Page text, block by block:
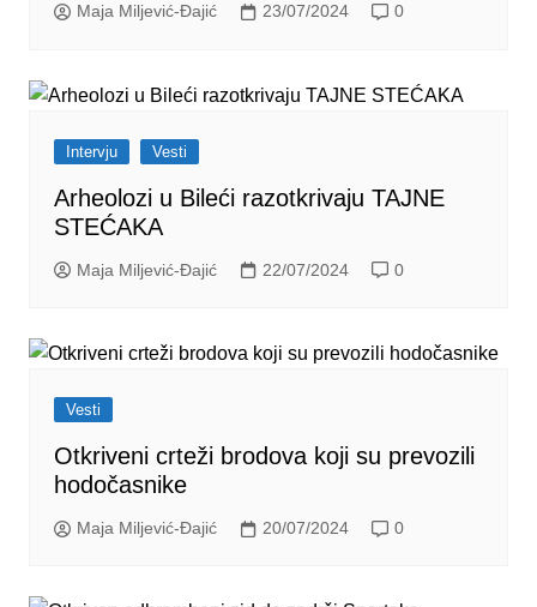
Maja Miljević-Đajić 23/07/2024 0
Intervju Vesti
Arheolozi u Bileći razotkrivaju TAJNE
STEĆAKA
Maja Miljević-Đajić 22/07/2024 0
Vesti
Otkriveni crteži brodova koji su prevozili
hodočasnike
Maja Miljević-Đajić 20/07/2024 0